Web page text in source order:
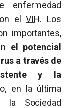
enfermedad
elVIH. Los
importantes,
el potencial
a través de
y la
en la última
la Sociedad